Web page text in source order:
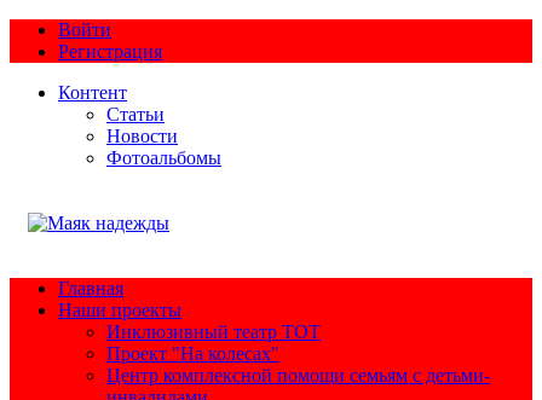
Войти
Регистрация
Контент
Статьи
Новости
Фотоальбомы
Главная
Наши проекты
Инклюзивный театр ТОТ
Проект "На колесах"
Центр комплексной помощи семьям с детьми-